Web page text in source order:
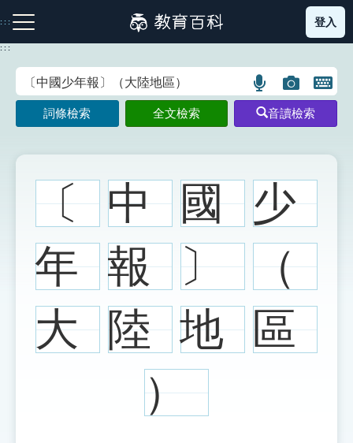
到
主
:::
注音索引圖示 筆畫索引圖示 部首索引表圖示
網站導覽
生字詞彙表
成語故事
登入
:::
語
言
搜
示
圖
片
搜
示
開
鍵
圖
詞條檢索 全文檢索 音讀檢索
〔 中 國 少
年 報 〕 （
大 陸 地 區
）